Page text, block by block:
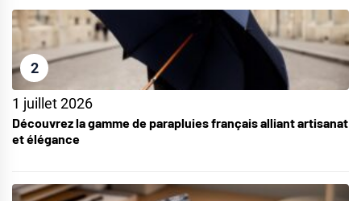
2
1 juillet 2026
Découvrez la gamme de parapluies français alliant artisanat
et élégance